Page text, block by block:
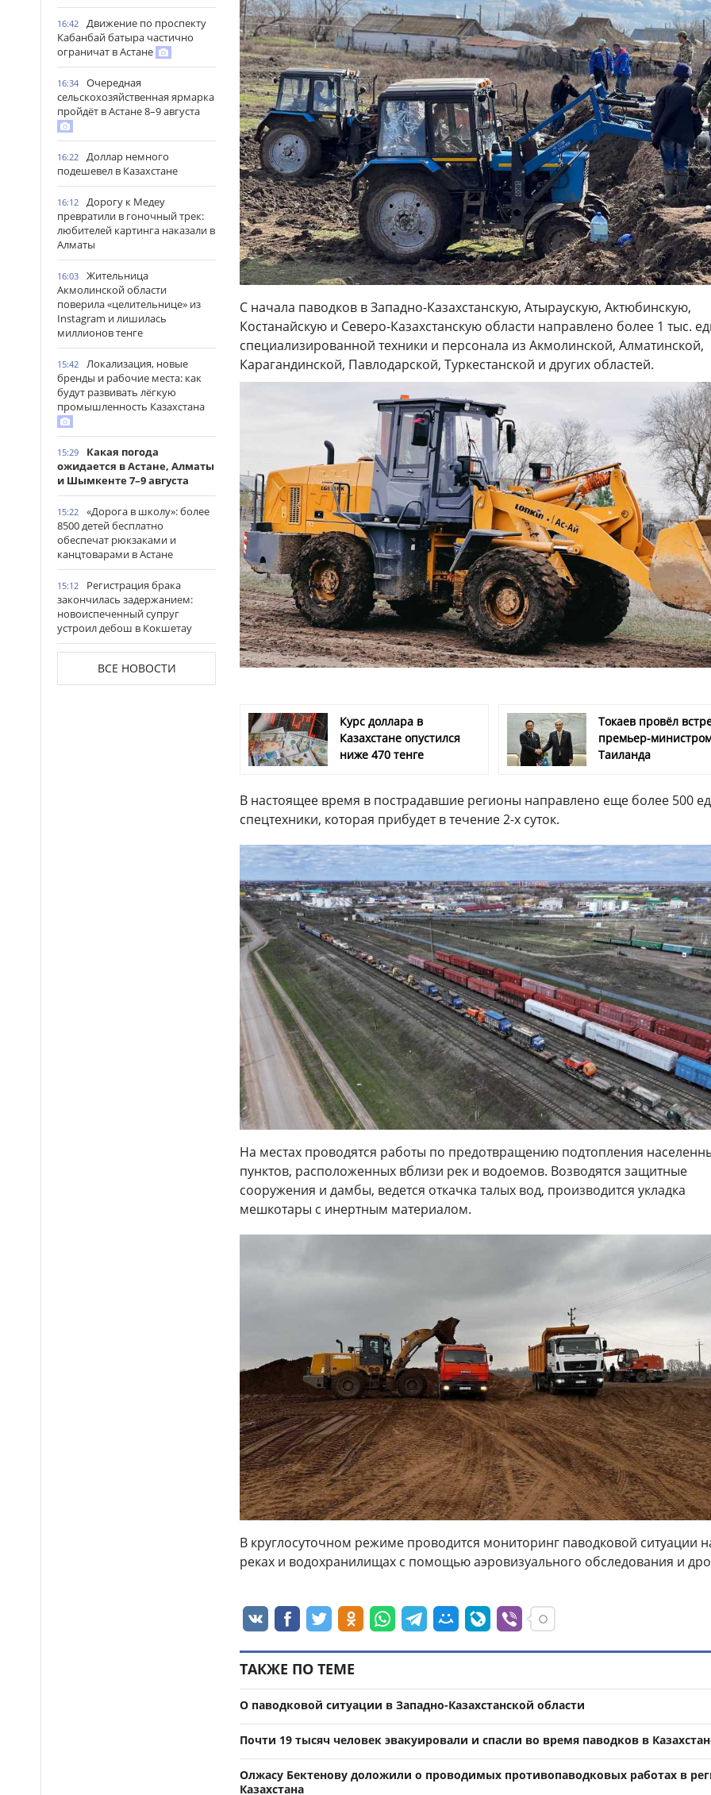
16:42
Движение по проспекту
Кабанбай батыра частично
ограничат в Астане
16:34
Очередная
сельскохозяйственная ярмарка
пройдёт в Астане 8–9 августа
16:22
Доллар немного
подешевел в Казахстане
16:12
Дорогу к Медеу
превратили в гоночный трек:
любителей картинга наказали в
Алматы
16:03
Жительница
Акмолинской области
поверила «целительнице» из
Instagram и лишилась
миллионов тенге
15:42
Локализация, новые
бренды и рабочие места: как
будут развивать лёгкую
промышленность Казахстана
15:29
Какая погода
ожидается в Астане, Алматы
и Шымкенте 7–9 августа
15:22
«Дорога в школу»: более
8500 детей бесплатно
обеспечат рюкзаками и
канцтоварами в Астане
15:12
Регистрация брака
закончилась задержанием:
новоиспеченный супруг
устроил дебош в Кокшетау
Сауран началась реставрация
исторических памятников
ВСЕ НОВОСТИ
С начала паводков в Западно-Казахстанскую, Атыраускую, Актюбинскую,
Костанайскую и Северо-Казахстанскую области направлено более 1 тыс.
специализированной техники и персонала из Акмолинской, Алматинской,
Карагандинской, Павлодарской, Туркестанской и других областей.
Курс доллара в
Казахстане опустился
ниже 470 тенге
Токаев провёл
премьер-
Таиланда
В настоящее время в пострадавшие регионы направлено еще более 500
спецтехники, которая прибудет в течение 2-х суток.
На местах проводятся работы по предотвращению подтопления
пунктов, расположенных вблизи рек и водоемов. Возводятся защитные
сооружения и дамбы, ведется откачка талых вод, производится укладка
мешкотары с инертным материалом.
В круглосуточном режиме проводится мониторинг паводковой ситуации
реках и водохранилищах с помощью аэровизуального обследования и
ТАКЖЕ ПО ТЕМЕ
О паводковой ситуации в Западно-Казахстанской области
Почти 19 тысяч человек эвакуировали и спасли во время паводков в
Олжасу Бектенову доложили о проводимых противопаводковых работах в
Казахстана